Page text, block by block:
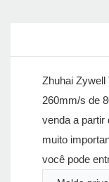
Zhuhai Zywell
260mm/s de
venda a partir
muito
você pode